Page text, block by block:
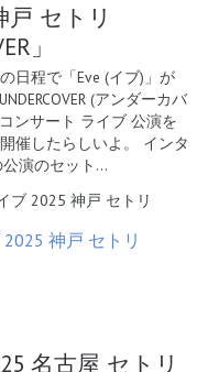
戸 セトリ
」
日程で「Eve (イブ)」が
(アンダーカバ
ンサート ライブ 公演を
開催したらしいよ。 インタ
演のセット…
ブ 2025 神戸 セトリ
名古屋 セトリ